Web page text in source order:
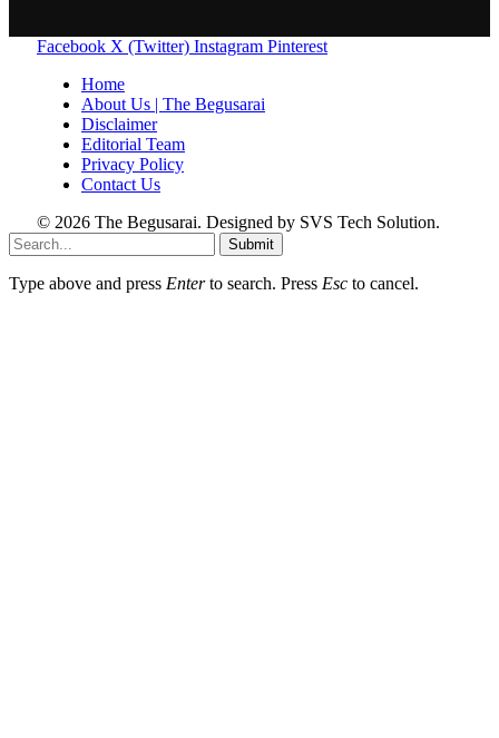
Facebook X (Twitter) Instagram Pinterest
Home
About Us | The Begusarai
Disclaimer
Editorial Team
Privacy Policy
Contact Us
© 2026 The Begusarai. Designed by SVS Tech Solution.
Submit
Type above and press Enterto search. Press Esc to cancel.